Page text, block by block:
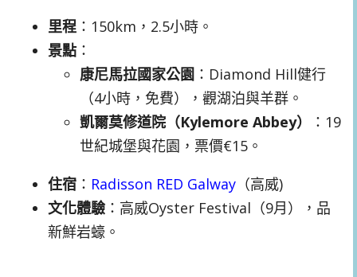
里程 ：150km，2.5小時。
景點 ：
康尼馬拉國家公園 ：Diamond Hill健行
（4小時，免費），觀湖泊與羊群。
凱爾莫修道院（Kylemore Abbey）
：19
世紀城堡與花園，票價€15。
住宿 ： Radisson RED Galway （高威)
文化體驗 ：高威Oyster Festival（9月），品
新鮮岩蠔。